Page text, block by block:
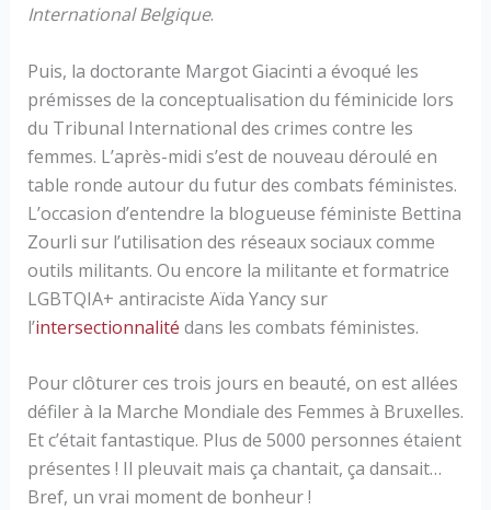
International Belgique.
Puis, la doctorante Margot Giacinti a évoqué les
prémisses de la conceptualisation du féminicide lors
du Tribunal International des crimes contre les
femmes. L’après-midi s’est de nouveau déroulé en
table ronde autour du futur des combats féministes.
L’occasion d’entendre la blogueuse féministe Bettina
Zourli sur l’utilisation des réseaux sociaux comme
outils militants. Ou encore la militante et formatrice
LGBTQIA+ antiraciste Aïda Yancy sur
l’intersectionnalité dans les combats féministes.
Pour clôturer ces trois jours en beauté, on est allées
défiler à la Marche Mondiale des Femmes à Bruxelles.
Et c’était fantastique. Plus de 5000 personnes étaient
présentes ! Il pleuvait mais ça chantait, ça dansait…
Bref, un vrai moment de bonheur !